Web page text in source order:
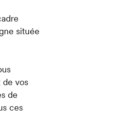
située
vos
de
ces